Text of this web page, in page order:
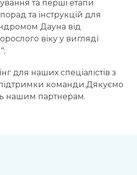
та перші етапи
та інструкцій для
Дауна від
віку у вигляді
для наших спеціалістів з
команди.Дякуємо
нашим партнерам.